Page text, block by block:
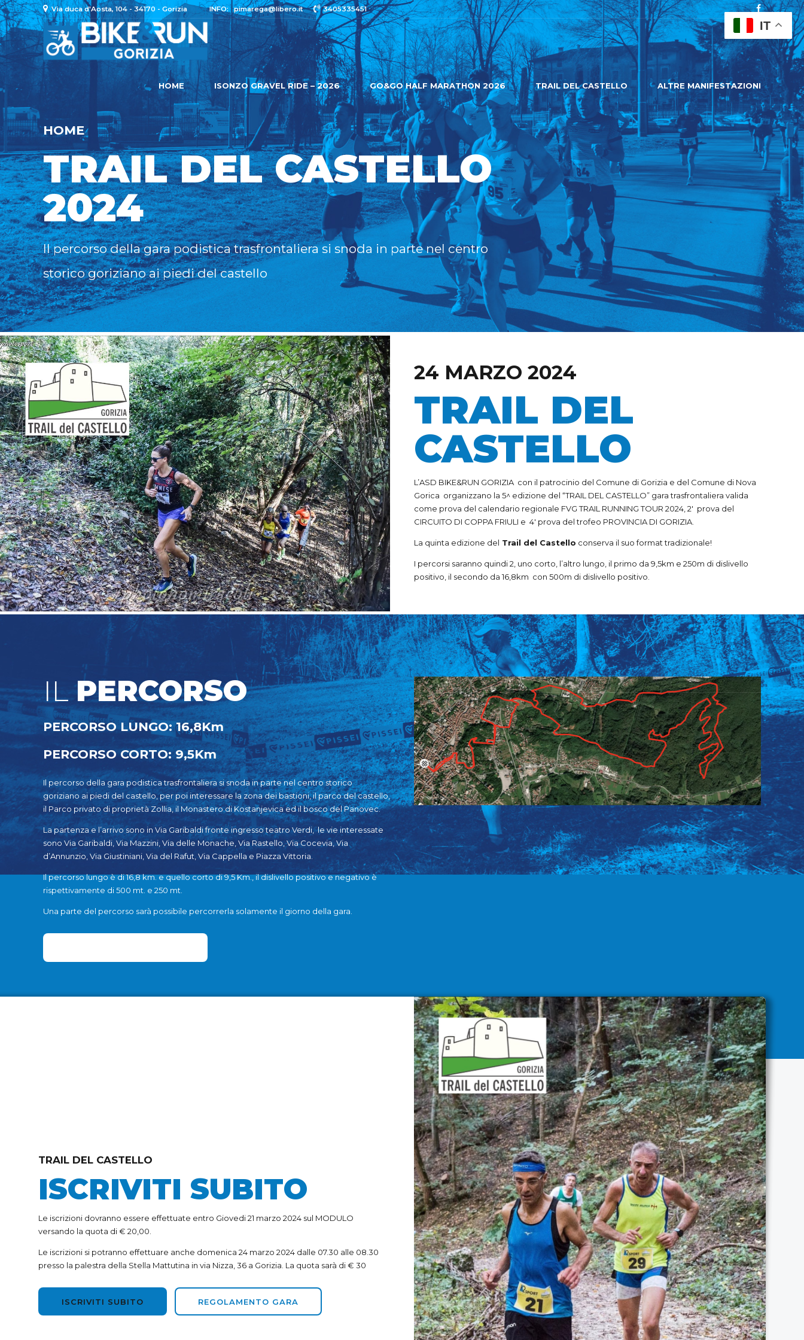
Via duca d'Aosta, 104 - 34170 - Gorizia INFO: pimarega@libero.it 3405335451
HOME ISONZO GRAVEL RIDE – 2026 GO&GO HALF MARATHON 2026 TRAIL DEL CASTELLO ALTRE MANIFESTAZIONI
HOME
TRAIL DEL CASTELLO
2024
Il percorso della gara podistica trasfrontaliera si snoda in parte nel centro
storico goriziano ai piedi del castello
24 MARZO 2024
TRAIL DEL
CASTELLO
L’ASD BIKE&RUN GORIZIA con il patrocinio del Comune di Gorizia e del Comune di Nova
Gorica organizzano la 5^ edizione del “TRAIL DEL CASTELLO” gara trasfrontaliera valida
come prova del calendario regionale FVG TRAIL RUNNING TOUR 2024, 2′ prova del
CIRCUITO DI COPPA FRIULI e 4′ prova del trofeo PROVINCIA DI GORIZIA.
La quinta edizione del Trail del Castello conserva il suo format tradizionale!
I percorsi saranno quindi 2, uno corto, l’altro lungo, il primo da 9,5km e 250m di dislivello
positivo, il secondo da 16,8km con 500m di dislivello positivo.
ILPERCORSO
PERCORSO LUNGO: 16,8Km
PERCORSO CORTO: 9,5Km
Il percorso della gara podistica trasfrontaliera si snoda in parte nel centro storico
goriziano ai piedi del castello, per poi interessare la zona dei bastioni, il parco del castello,
il Parco privato di proprietà Zollia, il Monastero di Kostanjevica ed il bosco del Panovec.
La partenza e l’arrivo sono in Via Garibaldi fronte ingresso teatro Verdi, le vie interessate
sono Via Garibaldi, Via Mazzini, Via delle Monache, Via Rastello, Via Cocevia, Via
d’Annunzio, Via Giustiniani, Via del Rafut, Via Cappella e Piazza Vittoria.
Il percorso lungo è di 16,8 km. e quello corto di 9,5 Km., il dislivello positivo e negativo è
rispettivamente di 500 mt. e 250 mt.
Una parte del percorso sarà possibile percorrerla solamente il giorno della gara.
TRAIL DEL CASTELLO
ISCRIVITI SUBITO
Le iscrizioni dovranno essere effettuate entro Giovedi 21 marzo 2024 sul MODULO
versando la quota di € 20,00.
Le iscrizioni si potranno effettuare anche domenica 24 marzo 2024 dalle 07.30 alle 08.30
presso la palestra della Stella Mattutina in via Nizza, 36 a Gorizia. La quota sarà di € 30
ISCRIVITI SUBITO REGOLAMENTO GARA
IT